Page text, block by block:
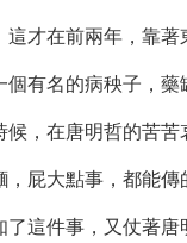
這才在前兩年，靠著
個有名的病秧子，
候，在唐明哲的苦苦
，屁大點事，都能傳
了這件事，又仗著唐